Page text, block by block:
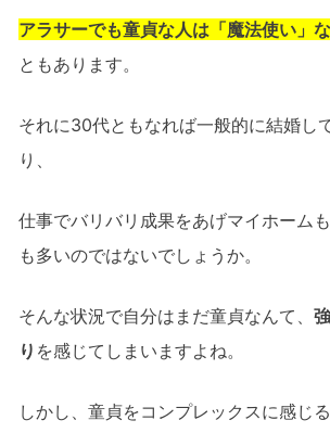
アラサーでも童貞な人は「魔法使い」
ともあります。
それに30代ともなれば一般的に結婚し
り、
仕事でバリバリ成果をあげマイホーム
も多いのではないでしょうか。
そんな状況で自分はまだ童貞なんて、
り を感じてしまいますよね。
しかし、童貞をコンプレックスに感じ